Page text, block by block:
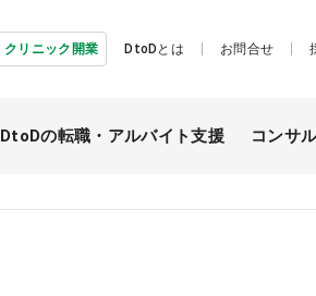
クリニック開業 DtoDとは お問合せ
DtoDの転職・ アルバイト支援 コンサ